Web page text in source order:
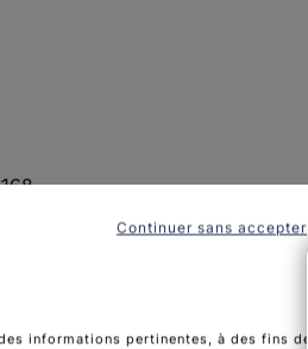
,
informations pertinentes, à des fins de
Continuer sans accepter